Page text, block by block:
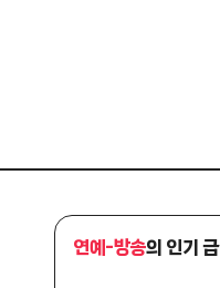
연예-방송의 인기